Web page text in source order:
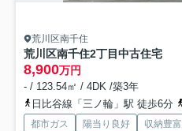
荒川区南千住
荒川区南千住2丁目中古住宅
8,900万円
- / 123.54㎡ / 4DK /築3年
日比谷線「三ノ輪」駅 徒歩6分
都市ガス 陽当り良好 収納豊富